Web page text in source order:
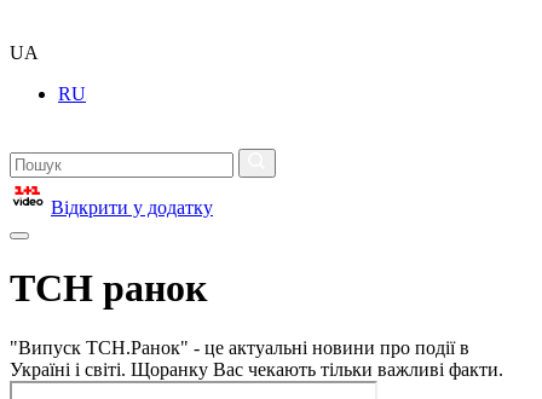
UA
RU
Відкрити у додатку
ТСН ранок
"Випуск ТСН.Ранок" - це актуальні новини про події в
Україні і світі. Щоранку Вас чекають тільки важливі факти.